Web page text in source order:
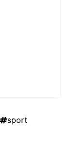
sport